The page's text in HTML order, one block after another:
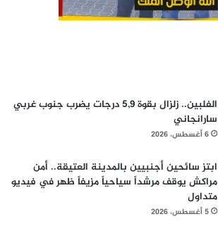
الفلبين.. زلزال بقوة 5,9 درجات يضرب جنوب غربي
سارانجاني
6 أغسطس، 2026
ابتز سائحين أجنبيين بالمدينة العتيقة.. أمن
مراكش يوقف مرشداً سياحياً مزيفاً ظهر في فيديو
متداول
5 أغسطس، 2026